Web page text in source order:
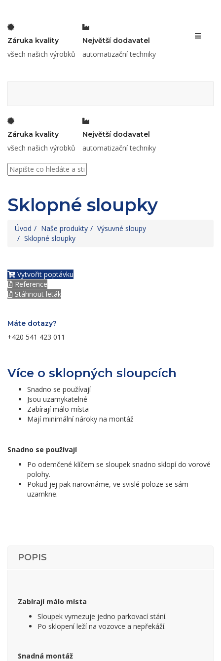
Toggle
Záruka kvality
všech našich výrobků
Největší dodavatel
automatizační techniky
Záruka kvality
všech našich výrobků
Největší dodavatel
automatizační techniky
Sklopné sloupky
Úvod Naše produkty
Výsuvné sloupy
Sklopné sloupky
Vytvořit poptávku
Reference
Stáhnout leták
Máte dotazy?
+420 541 423 011
Více o sklopných sloupcích
Snadno se používají
Jsou uzamykatelné
Zabírají málo místa
Mají minimální nároky na montáž
Snadno se používají
Po odemčené klíčem se sloupek snadno sklopí do vorové
polohy.
Pokud jej pak narovnáme, ve svislé poloze se sám
uzamkne.
POPIS
Zabírají málo místa
Sloupek vymezuje jedno parkovací stání.
Po sklopení leží na vozovce a nepřekáží.
Snadná montáž